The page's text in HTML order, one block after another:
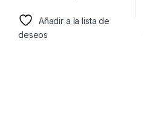
Añadir a la lista de
deseos